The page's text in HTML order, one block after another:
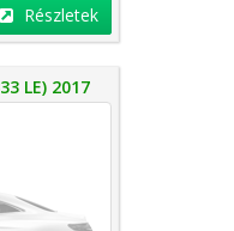
Részletek
LE) 2017